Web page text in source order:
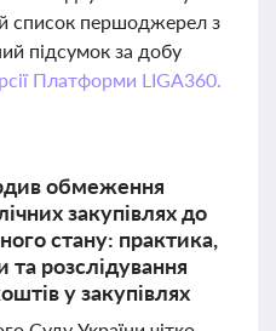
список першоджерел з
підсумок за добу
Платформи LIGA360.
обмеження
закупівлях до
стану: практика,
розслідування
у закупівлях